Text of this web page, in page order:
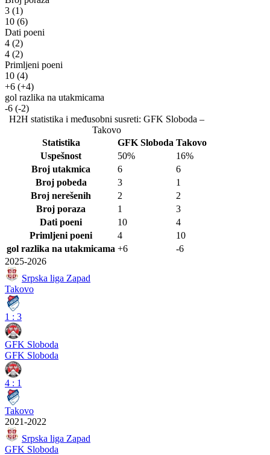
3 (1)
10 (6)
Dati poeni
4 (2)
4 (2)
Primljeni poeni
10 (4)
+6 (+4)
gol razlika na utakmicama
-6 (-2)
H2H statistika i međusobni susreti: GFK Sloboda –
Takovo
Statistika
GFK Sloboda Takovo
Uspešnost
50%
16%
Broj utakmica
6
6
Broj pobeda
3
1
Broj nerešenih
2
2
Broj poraza
1
3
Dati poeni
10
4
Primljeni poeni
4
10
gol razlika na utakmicama +6
-6
2025-2026
Srpska liga Zapad
Takovo
1 : 3
GFK Sloboda
GFK Sloboda
4 : 1
Takovo
2021-2022
Srpska liga Zapad
GFK Sloboda